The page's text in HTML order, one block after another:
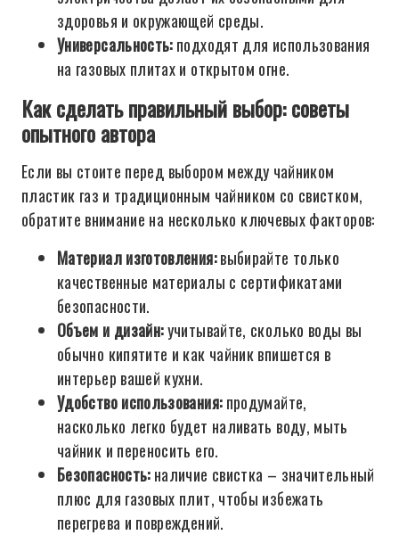
здоровья и окружающей среды.
Универсальность:подходят для использования
на газовых плитах и открытом огне.
Как сделать правильный выбор: советы
опытного автора
Если вы стоите перед выбором между чайником
пластик газ и традиционным чайником со свистком,
обратите внимание на несколько ключевых факторов:
Материал изготовления:выбирайте только
качественные материалы с сертификатами
безопасности.
Объем и дизайн:учитывайте, сколько воды вы
обычно кипятите и как чайник впишется в
интерьер вашей кухни.
Удобство использования:продумайте,
насколько легко будет наливать воду, мыть
чайник и переносить его.
Безопасность:наличие свистка – значительный
плюс для газовых плит, чтобы избежать
перегрева и повреждений.